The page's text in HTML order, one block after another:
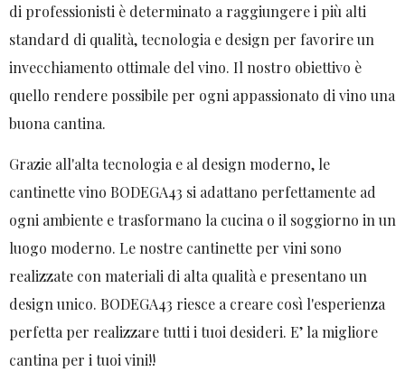
di professionisti è determinato a raggiungere i più alti
standard di qualità, tecnologia e design per favorire un
invecchiamento ottimale del vino. Il nostro obiettivo è
quello rendere possibile per ogni appassionato di vino una
buona cantina.
Grazie all'alta tecnologia e al design moderno, le
cantinette vino BODEGA43 si adattano perfettamente ad
ogni ambiente e trasformano la cucina o il soggiorno in un
luogo moderno. Le nostre cantinette per vini sono
realizzate con materiali di alta qualità e presentano un
design unico. BODEGA43 riesce a creare così l'esperienza
perfetta per realizzare tutti i tuoi desideri. E’ la migliore
cantina per i tuoi vini!!